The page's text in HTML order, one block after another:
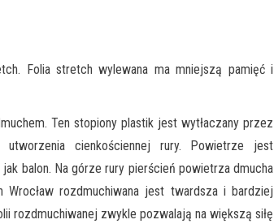
Folia stretch wylewana ma mniejszą pamięć i
Ten stopiony plastik jest wytłaczany przez
cienkościennej rury. Powietrze jest
balon. Na górze rury pierścień powietrza dmucha
rozdmuchiwana jest twardsza i bardziej
rozdmuchiwanej zwykle pozwalają na większą siłę